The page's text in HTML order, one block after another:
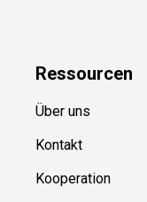
Ressourcen
Über uns
Kontakt
Kooperation